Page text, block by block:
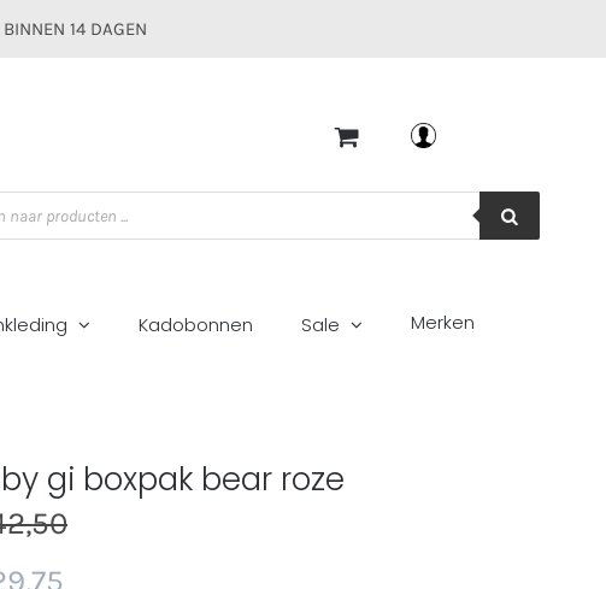
BINNEN 14 DAGEN
Kadobonnen Sale Merken
gi boxpak bear roze